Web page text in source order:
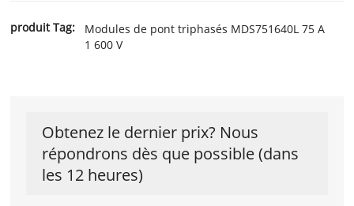
produit Tag:
Modules de pont triphasés MDS751640L 75 A
1 600 V
Obtenez le dernier prix? Nous
répondrons dès que possible (dans
les 12 heures)